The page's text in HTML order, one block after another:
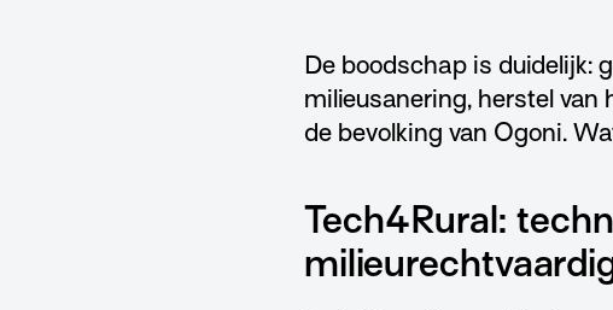
De boodschap is duidelijk:
milieusanering, herstel van
de bevolking van Ogoni.
Tech4Rural: